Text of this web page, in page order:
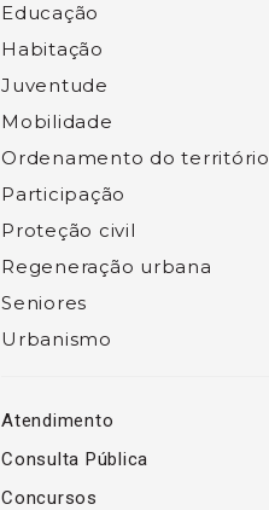
Educação
Habitação
Juventude
Mobilidade
Ordenamento do território
Participação
Proteção civil
Regeneração urbana
Seniores
Urbanismo
Atendimento
Consulta Pública
Concursos